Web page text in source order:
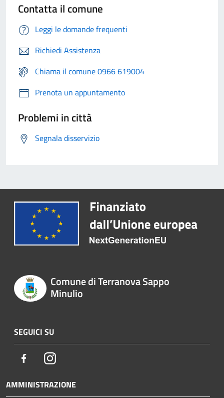
Contatta il comune
Leggi le domande frequenti
Richiedi Assistenza
Chiama il comune 0966 619004
Prenota un appuntamento
Problemi in città
Segnala disservizio
Comune di Terranova Sappo
Minulio
SEGUICI SU
FacebookInstagram
AMMINISTRAZIONE